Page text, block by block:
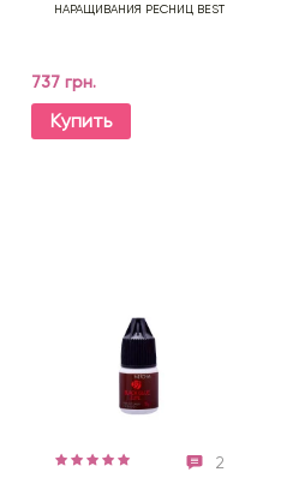
НАРАЩИВАНИЯ РЕСНИЦ BEST
737 грн.
Купить
2